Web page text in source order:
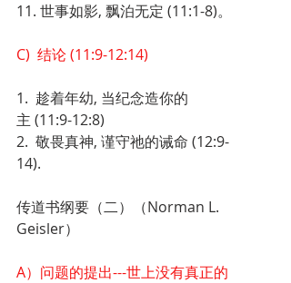
11. 世事如影, 飘泊无定 (11:1-8)。
C)  结论 (11:9-12:14)
1.  趁着年幼, 当纪念造你的
主 (11:9-12:8)
2.  敬畏真神, 谨守祂的诫命 (12:9-
14).
传道书纲要（二）（Norman L.
Geisler）
A）问题的提出---世上没有真正的